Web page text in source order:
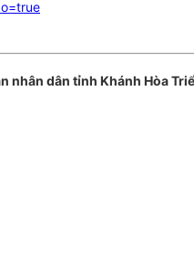
nhân dân tỉnh Khánh Hòa